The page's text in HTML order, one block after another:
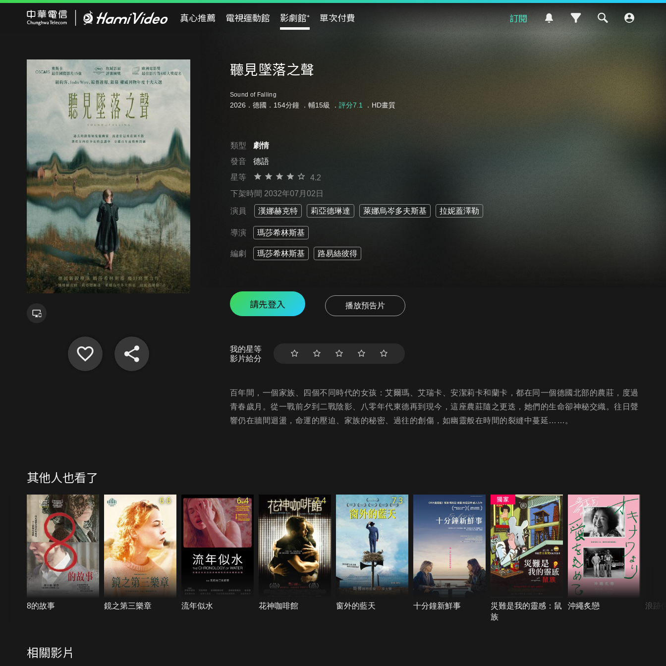
真心推薦 電視運動館 影劇館⁺ 單次付費 訂閱
聽見墜落之聲
Sound of Falling
2026．德國．154分鐘 ． 輔15級 ． 評分7.1 ．HD畫質
類型
劇情
發音
德語
星等
4.2
下架時間 2032年07月02日
演員 漢娜赫克特 莉亞德琳達 萊娜烏岑多夫斯基 拉妮蓋澤勒
導演 瑪莎希林斯基
編劇 瑪莎希林斯基 路易絲彼得
請先登入 播放預告片
我的星等
影片給分
百年間，一個家族、四個不同時代的女孩：艾爾瑪、艾瑞卡、安潔莉卡和蘭卡，都在同一個德國北部的農莊，度過
青春歲月。從一戰前夕到二戰陰影、八零年代東德再到現今，這座農莊隨之更迭，她們的生命卻神秘交織。往日聲
響仍在牆間迴盪，命運的壓迫、家族的秘密、過往的創傷，如幽靈般在時間的裂縫中蔓延……。
其他人也看了
8的故事
6.6
鏡之第三樂章
6.4
流年似水
7.4
花神咖啡館
7.3
窗外的藍天 十分鐘新鮮事
災難是我的靈感：鼠
族
沖繩炙戀 浪跡
相關影片